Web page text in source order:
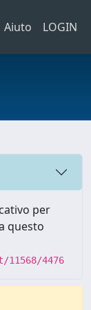
Aiuto LOGIN
per
questo
4476